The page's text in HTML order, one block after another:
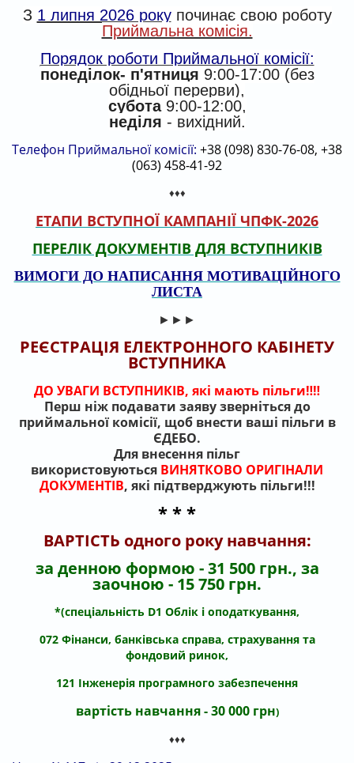
З 1 липня 2026 рокупочинає свою роботу
Приймальна комісія.
Порядок роботи Приймальної комісії:
понеділок- п'ятниця 9:00-17:00 (без
обідньої перерви),
субота9:00-12:00,
неділя - вихідний.
Телефон Приймальної комісії: +38 (098) 830-76-08, +38
(063) 458-41-92
♦♦♦
ЕТАПИ ВСТУПНОЇ КАМПАНІЇ ЧПФК-2026
ПЕРЕЛІК ДОКУМЕНТІВ ДЛЯ ВСТУПНИКІВ
ВИМОГИ ДО НАПИСАННЯ МОТИВАЦІЙНОГО
ЛИСТА
►►►
РЕЄСТРАЦІЯ ЕЛЕКТРОННОГО КАБІНЕТУ
ВСТУПНИКА
ДО УВАГИ ВСТУПНИКІВ, які мають пільги‼️‼️
Перш ніж подавати заяву зверніться до
приймальної комісії, щоб внести ваші пільги в
ЄДЕБО.
Для внесення пільг
використовуються ВИНЯТКОВО ОРИГІНАЛИ
ДОКУМЕНТІВ, які підтверджують пільги!!!
* * *
ВАРТІСТЬ одного року навчання:
за денною формою - 31 500 грн., за
заочною - 15 750 грн.
*(спеціальність D1 Облік і оподаткування,
072 Фінанси, банківська справа, страхування та
фондовий ринок,
121 Інженерія програмного забезпечення
вартість навчання - 30 000 грн)
♦♦♦